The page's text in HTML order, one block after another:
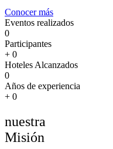
Conocer más
Eventos realizados
0
Participantes
+ 0
Hoteles Alcanzados
0
Años de experiencia
+ 0
nuestra
Misión